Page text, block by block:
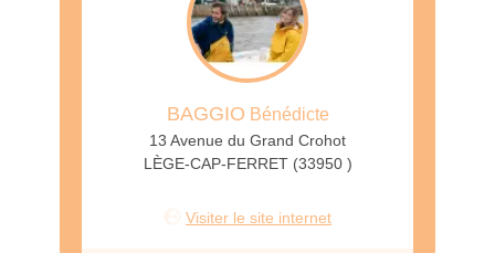
BAGGIO Bénédicte
13 Avenue du Grand Crohot
LÈGE-CAP-FERRET (33950 )
Visiter le site internet